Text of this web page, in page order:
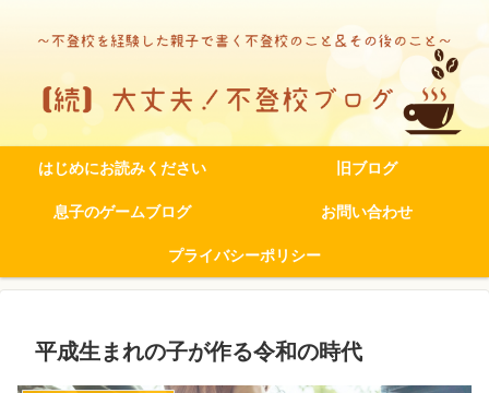
はじめにお読みください 旧ブログ
息子のゲームブログ お問い合わせ
プライバシーポリシー
平成生まれの子が作る令和の時代